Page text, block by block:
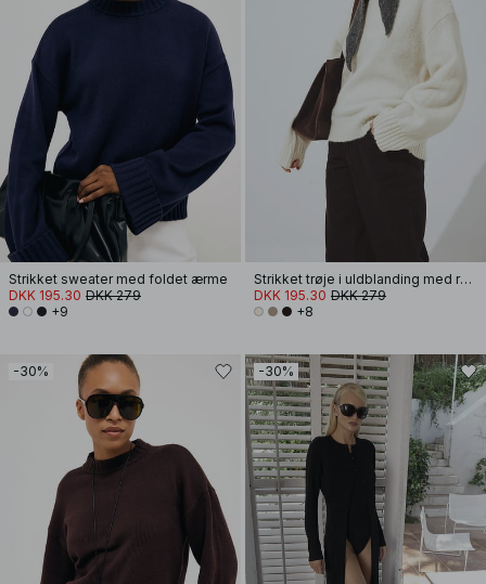
Strikket sweater med foldet ærme
DKK 195.30 DKK 279
+9
Strikket trøje i uldblanding med rund hals
DKK 195.30 DKK 279
+8
-30% -30%